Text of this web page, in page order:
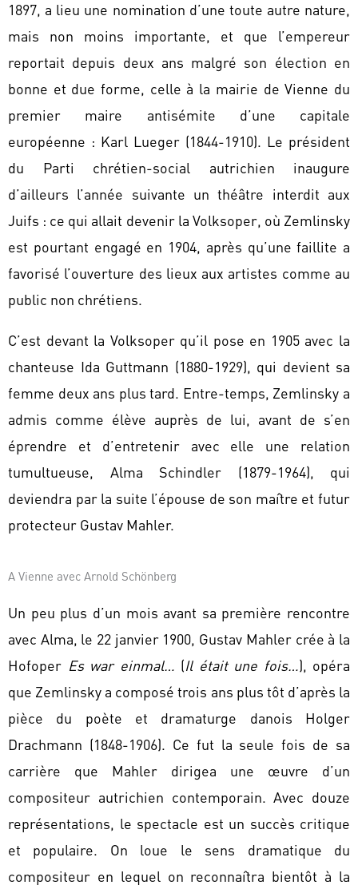
1897, a lieu une nomination d’une toute autre nature,
mais non moins importante, et que l’empereur
reportait depuis deux ans malgré son élection en
bonne et due forme, celle à la mairie de Vienne du
premier maire antisémite d’une capitale
européenne : Karl Lueger (1844-1910). Le président
du Parti chrétien-social autrichien inaugure
d’ailleurs l’année suivante un théâtre interdit aux
Juifs : ce qui allait devenir la Volksoper, où Zemlinsky
est pourtant engagé en 1904, après qu’une faillite a
favorisé l’ouverture des lieux aux artistes comme au
public non chrétiens.
C’est devant la Volksoper qu’il pose en 1905 avec la
chanteuse Ida Guttmann (1880-1929), qui devient sa
femme deux ans plus tard. Entre-temps, Zemlinsky a
admis comme élève auprès de lui, avant de s’en
éprendre et d’entretenir avec elle une relation
tumultueuse, Alma Schindler (1879-1964), qui
deviendra par la suite l’épouse de son maître et futur
protecteur Gustav Mahler.
A Vienne avec Arnold Schönberg
Un peu plus d’un mois avant sa première rencontre
avec Alma, le 22 janvier 1900, Gustav Mahler crée à la
Hofoper Es war einmal… (Il était une fois…), opéra
que Zemlinsky a composé trois ans plus tôt d’après la
pièce du poète et dramaturge danois Holger
Drachmann (1848-1906). Ce fut la seule fois de sa
carrière que Mahler dirigea une œuvre d’un
compositeur autrichien contemporain. Avec douze
représentations, le spectacle est un succès critique
et populaire. On loue le sens dramatique du
compositeur en lequel on reconnaîtra bientôt à la